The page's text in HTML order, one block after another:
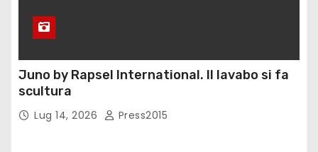
Juno by Rapsel International. Il lavabo si fa
scultura
Lug 14, 2026 Press2015